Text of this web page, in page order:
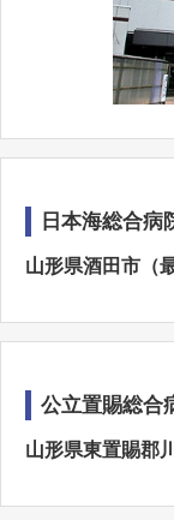
日本海総合病
山形県酒田市（
公立置賜総合
山形県東置賜郡